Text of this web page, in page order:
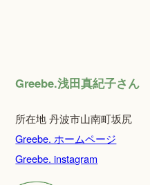
Greebe.浅田真紀子さん
所在地 丹波市山南町坂尻
Greebe. ホームページ
Greebe. instagram